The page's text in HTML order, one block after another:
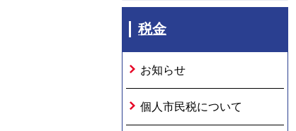
税金
お知らせ
個人市民税について